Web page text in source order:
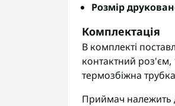
Розмір
Комплектація
В комплекті
контактний роз'єм,
термозбіжна
Приймач належить